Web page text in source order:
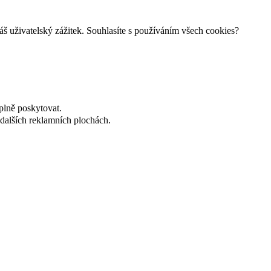
uživatelský zážitek. Souhlasíte s používáním všech cookies?
poskytovat.
reklamních plochách.